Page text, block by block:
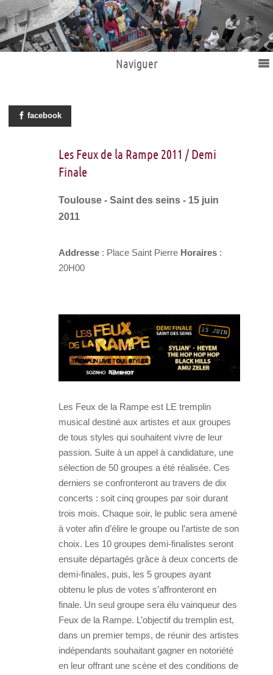
Naviguer
facebook
Les Feux de la Rampe 2011 / Demi
Finale
Toulouse - Saint des seins - 15 juin
2011
Addresse : Place Saint Pierre Horaires :
20H00
Les Feux de la Rampe est LE tremplin
musical destiné aux artistes et aux groupes
de tous styles qui souhaitent vivre de leur
passion. Suite à un appel à candidature, une
sélection de 50 groupes a été réalisée. Ces
derniers se confronteront au travers de dix
concerts : soit cinq groupes par soir durant
trois mois. Chaque soir, le public sera amené
à voter afin d’élire le groupe ou l’artiste de son
choix. Les 10 groupes demi-finalistes seront
ensuite départagés grâce à deux concerts de
demi-finales, puis, les 5 groupes ayant
obtenu le plus de votes s’affronteront en
finale. Un seul groupe sera élu vainqueur des
Feux de la Rampe. L’objectif du tremplin est,
dans un premier temps, de réunir des artistes
indépendants souhaitant gagner en notoriété
en leur offrant une scène et des conditions de